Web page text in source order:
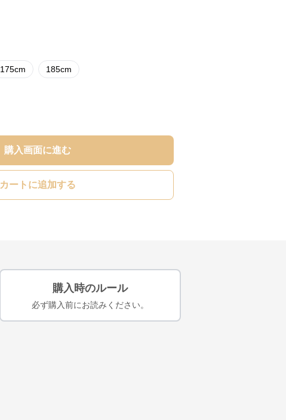
175cm 185cm
購入画面に進む
カートに追加する
購入時のルール
必ず購入前にお読みください。